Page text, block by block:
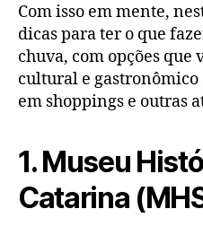
Com isso em mente,
dicas para ter o que
chuva, com opções que
cultural e
em shoppings e outras
1. Museu
Catarina